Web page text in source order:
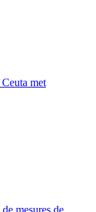
met
mesures de